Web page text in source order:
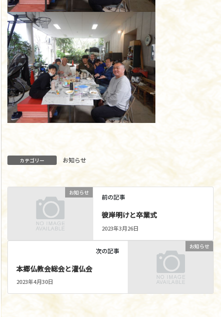
カテゴリー お知らせ
お知らせ
前の記事
彼岸明けと卒業式
2023年3月26日
お知らせ
次の記事
本郷仏教会総会と灌仏会
2023年4月30日